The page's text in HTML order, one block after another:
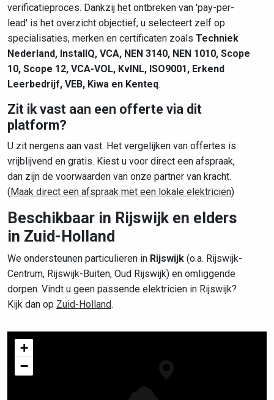
verificatieproces. Dankzij het ontbreken van 'pay-per-
lead' is het overzicht objectief; u selecteert zelf op
specialisaties, merken en certificaten zoals Techniek
Nederland, InstallQ, VCA, NEN 3140, NEN 1010, Scope
10, Scope 12, VCA-VOL, KvINL, ISO9001, Erkend
Leerbedrijf, VEB, Kiwa en Kenteq.
Zit ik vast aan een offerte via dit
platform?
U zit nergens aan vast. Het vergelijken van offertes is
vrijblijvend en gratis. Kiest u voor direct een afspraak,
dan zijn de voorwaarden van onze partner van kracht.
(Maak direct een afspraak met een lokale elektricien)
Beschikbaar in Rijswijk en elders
in Zuid-Holland
We ondersteunen particulieren in Rijswijk (o.a. Rijswijk-
Centrum, Rijswijk-Buiten, Oud Rijswijk) en omliggende
dorpen. Vindt u geen passende elektricien in Rijswijk?
Kijk dan op Zuid-Holland.
+
−